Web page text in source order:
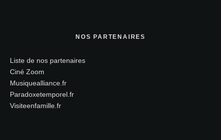
NOS PARTENAIRES
Liste de nos partenaires
Ciné Zoom
Musiquealliance.fr
Paradoxetemporel.fr
Visiteenfamille.fr